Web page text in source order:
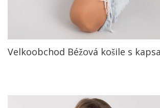
Velkoobchod Béžová košile s